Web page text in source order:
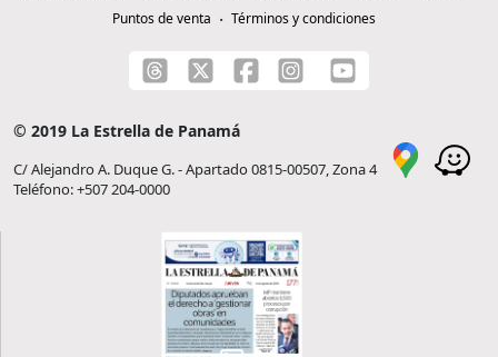
Puntos de venta
Términos y condiciones
© 2019 La Estrella de Panamá
C/ Alejandro A. Duque G. - Apartado 0815-00507, Zona 4
Teléfono: +507 204-0000